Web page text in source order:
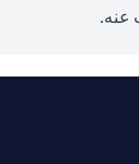
عنه.